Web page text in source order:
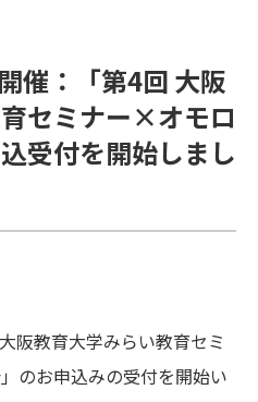
催：「第4回 大阪
セミナー×オモロ
受付を開始しまし
阪教育大学みらい教育セミ
のお申込みの受付を開始い